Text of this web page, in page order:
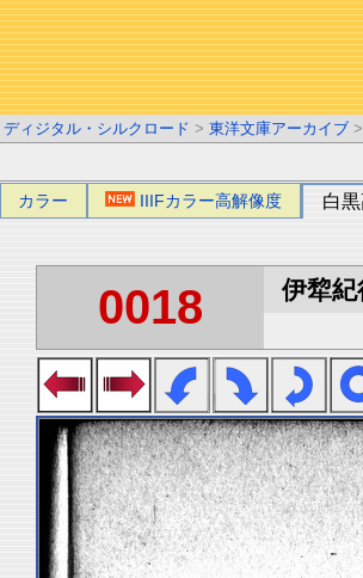
ディジタル・シルクロード > 東洋文庫アーカイブ >
カラー IIIFカラー高解像度 白
0018 伊犂